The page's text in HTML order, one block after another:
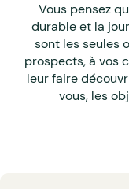
Vous pensez
durable et la
sont les seules
prospects, à vos
leur faire
vous, les